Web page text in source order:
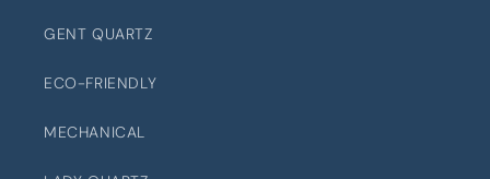
GENT QUARTZ
ECO-FRIENDLY
MECHANICAL